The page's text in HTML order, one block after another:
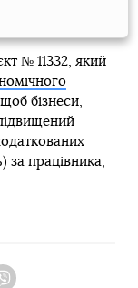
№ 11332, який
бізнеси,
за працівника,